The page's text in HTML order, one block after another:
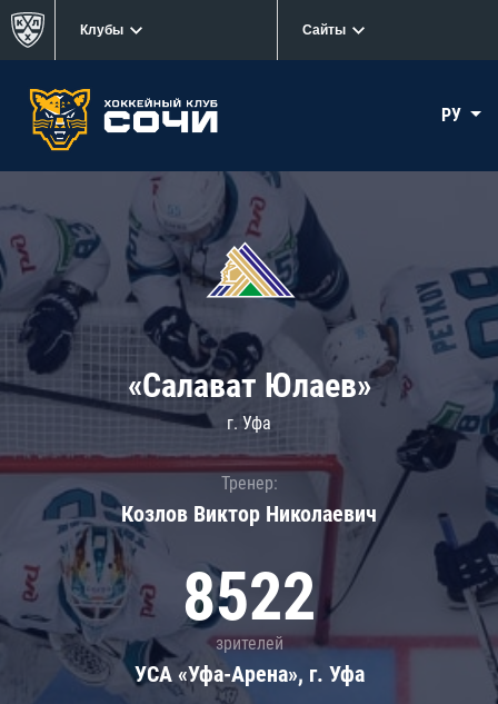
Клубы Сайты
РУ
«Салават Юлаев»
г. Уфа
Тренер:
Козлов Виктор Николаевич
8522
зрителей
УСА «Уфа-Арена», г. Уфа